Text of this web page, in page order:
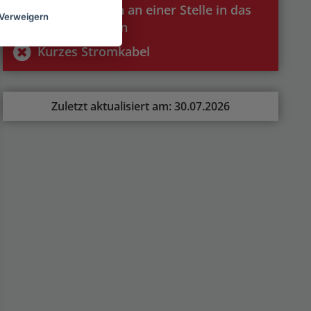
Flüssiges kann an einer Stelle in das
Gerät gelangen
Kurzes Stromkabel
Zuletzt aktualisiert am: 30.07.2026